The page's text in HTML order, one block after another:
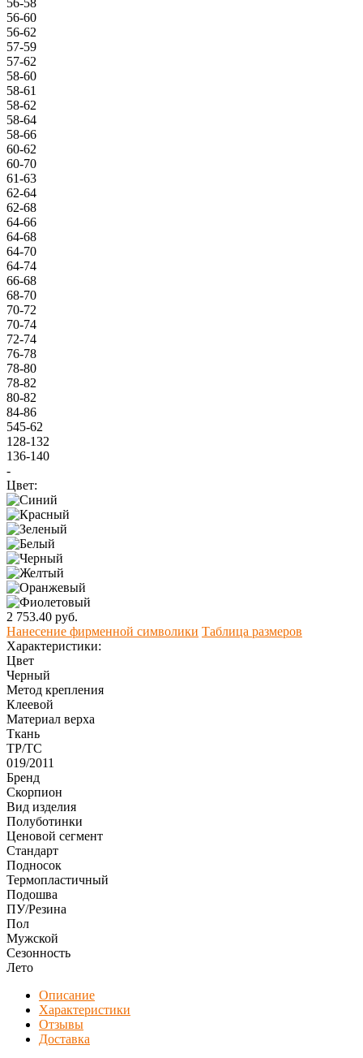
56-60
56-62
57-59
57-62
58-60
58-61
58-62
58-64
58-66
60-62
60-70
61-63
62-64
62-68
64-66
64-68
64-70
64-74
66-68
68-70
70-72
70-74
72-74
76-78
78-80
78-82
80-82
84-86
545-62
128-132
136-140
-
Цвет:
2 753.40 руб.
Нанесение фирменной символики Таблица размеров
Характеристики:
Цвет
Черный
Метод крепления
Клеевой
Материал верха
Ткань
ТР/ТС
019/2011
Бренд
Скорпион
Вид изделия
Полуботинки
Ценовой сегмент
Стандарт
Подносок
Термопластичный
Подошва
ПУ/Резина
Пол
Мужской
Сезонность
Лето
Описание
Характеристики
Отзывы
Доставка